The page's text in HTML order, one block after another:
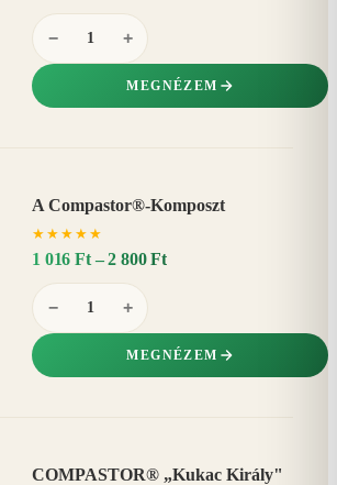
− +
MEGNÉZEM
A Compastor®-Komposzt
★ ★ ★ ★ ★
1 016 Ft – 2 800 Ft
− +
MEGNÉZEM
COMPASTOR® „Kukac Király"